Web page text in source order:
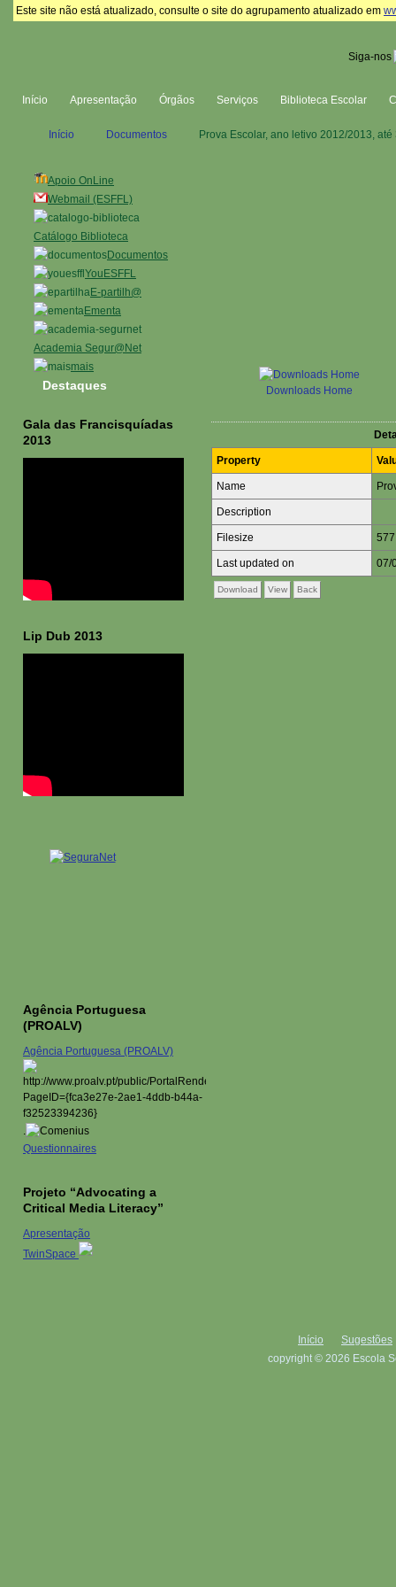
Este site não está atualizado, consulte o site do agrupamento atualizado em
Siga-nos
Início Apresentação Órgãos Serviços Biblioteca Escolar
Apoio OnLine
Webmail (ESFFL)
Catálogo Biblioteca
Documentos
YouESFFL
E-partilh@
Ementa
Academia Segur@Net
mais
Início Documentos Prova Escolar, ano letivo 2012/2013,
Downloads Home
Property
Name
Description
Filesize
Last updated on 07/
Download View Back
Destaques
Gala das Francisquíadas
2013
Lip Dub 2013
Agência Portuguesa
(PROALV)
Agência Portuguesa (PROALV)
.
Questionnaires
Projeto “Advocating a
Critical Media Literacy”
Apresentação
TwinSpace
Início
Sugestões
copyright © 2026 Escola